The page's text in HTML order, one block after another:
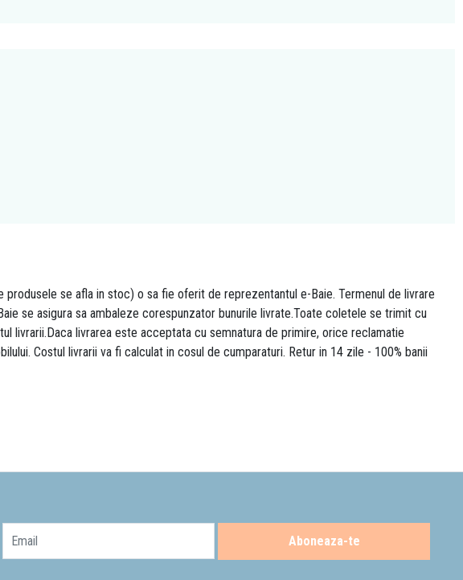
se afla in stoc) o sa fie oferit de reprezentantul e-Baie. Termenul de livrare
se asigura sa ambaleze corespunzator bunurile livrate.Toate coletele se trimit cu
livrarii.Daca livrarea este acceptata cu semnatura de primire, orice reclamatie
Costul livrarii va fi calculat in cosul de cumparaturi. Retur in 14 zile - 100% banii
Email Aboneaza-te